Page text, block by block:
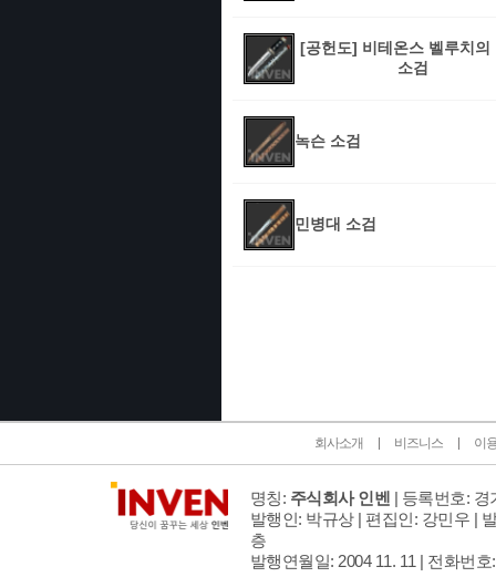
[공헌도] 비테온스 벨루치의
소검
녹슨 소검
민병대 소검
회사소개 비즈니스 이
명칭: 주식회사 인벤 | 등록번호: 경
발행인: 박규상 | 편집인: 강민우 |
층
발행연월일: 2004 11. 11 | 전화번호